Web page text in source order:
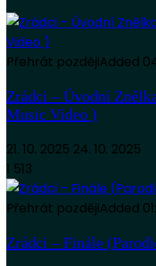
Přehrát pozdějiAdded
Zrádci – Úvodní
Music Video )
21. 10. 2025 24. 10. 2025
1 513
Přehrát pozdějiAdded
Zrádci – Finále